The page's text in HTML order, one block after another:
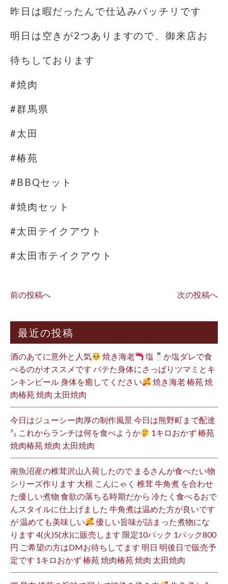
昨日は暇だったんで仕込みバッチリです
明日は空きが2つありますので、御来店お
待ちしております
#焼肉
#群馬県
#太田
#椿苑
#BBQセット
#焼肉セット
#太田テイクアウト
#太田市テイクアウト
前の投稿へ 次の投稿へ
最近の投稿
酒のあてに意外と人気 焼き海老 塩
か塩ダレで食
べるのがオススメです バテた身体にさっぱりツマミとキ
ンキンビール 身体を癒してください
焼き海老 椿苑 焼
肉椿苑 焼肉 太田焼肉
今日はジューシー肉厚の制作風景 今日は熊野町まで配達
³₃ これからランチは何を食べようか
1キロおかず 椿苑
焼肉椿苑 焼肉 太田焼肉
南魚沼産の椎茸沢山入荷したので まるさんが食べたい物
シリーズ作ります 大根 こんにゃく 椎茸 牛角煮 を合わせ
た優しい煮物 食欲の落ちる時期だから 冷たく食べるおで
んスタイルに仕上げました 牛角煮は温めた方が良いです
が 温めても美味しい
優しい旨味が詰まった煮物にな
ります 4(火)5(水)に販売します 限定10パック 1パック800
円 ご希望の方はDMお待ちしてます 明日 明後日で販売予
定です 1キロおかず 椿苑 焼肉椿苑 焼肉 太田焼肉